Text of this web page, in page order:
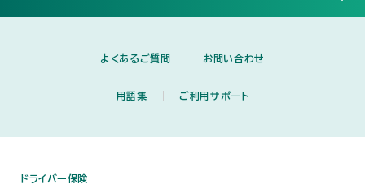
よくあるご質問 お問い合わせ
用語集 ご利用サポート
ドライバー保険